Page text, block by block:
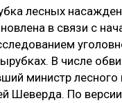
ПЛИТ
лесных
в связи с
В числе
министр лесного
Шеверда. По